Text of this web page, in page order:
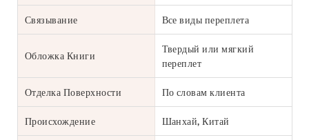
Связывание Все виды переплета
Обложка Книги
Твердый или мягкий
переплет
Отделка Поверхности По словам клиента
Происхождение Шанхай, Китай